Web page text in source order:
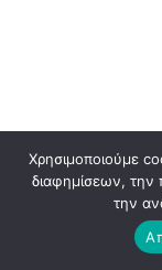
Χρησιμοποιούμε
διαφημίσεων, την
την